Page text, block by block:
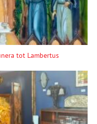
tot Lambertus